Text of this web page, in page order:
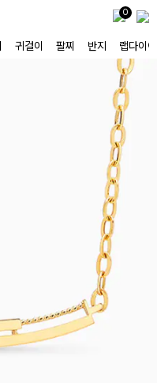
0
귀걸이 팔찌 반지 랩다이아